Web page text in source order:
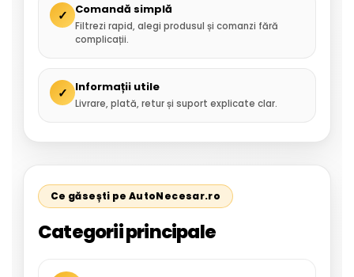
✓ Comandă simplă
Filtrezi rapid, alegi produsul și comanzi fără
complicații.
✓ Informații utile
Livrare, plată, retur și suport explicate clar.
Ce găsești pe AutoNecesar.ro
Categorii principale